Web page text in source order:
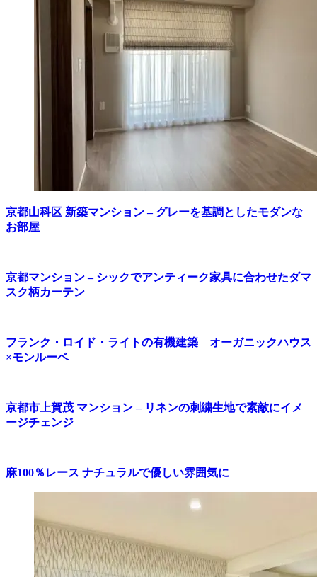
京都山科区 新築マンション – グレーを基調としたモダンな
お部屋
京都マンション – シックでアンティーク家具に合わせたダマ
スク柄カーテン
フランク・ロイド・ライトの有機建築 オーガニックハウス
×モンルーベ
京都市上賀茂 マンション – リネンの刺繍生地で素敵にイメ
ージチェンジ
麻100％レース ナチュラルで優しい雰囲気に